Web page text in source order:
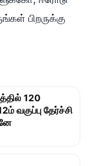
பிறருக்கு
120
வகுப்பு தேர்ச்சி